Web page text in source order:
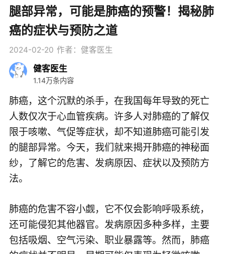
腿部异常，可能是肺癌的预警！揭秘肺
癌的症状与预防之道
2024-02-20 作者：健客医生
健客医生
1.14万条内容
肺癌，这个沉默的杀手，在我国每年导致的死亡
人数仅次于心血管疾病。许多人对肺癌的了解仅
限于咳嗽、气促等症状，却不知道肺癌可能引发
的腿部异常。今天，我们就来揭开肺癌的神秘面
纱，了解它的危害、发病原因、症状以及预防方
法。
肺癌的危害不容小觑，它不仅会影响呼吸系统，
还可能侵犯其他器官。发病原因多种多样，主要
包括吸烟、空气污染、职业暴露等。然而，肺癌